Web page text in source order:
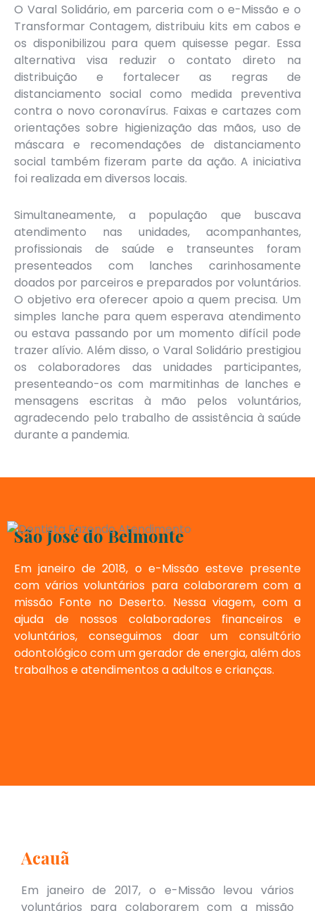
O Varal Solidário, em parceria com o e-Missão e o
Transformar Contagem, distribuiu kits em cabos e
os disponibilizou para quem quisesse pegar. Essa
alternativa visa reduzir o contato direto na
distribuição e fortalecer as regras de
distanciamento social como medida preventiva
contra o novo coronavírus. Faixas e cartazes com
orientações sobre higienização das mãos, uso de
máscara e recomendações de distanciamento
social também fizeram parte da ação. A iniciativa
foi realizada em diversos locais.
Simultaneamente, a população que buscava
atendimento nas unidades, acompanhantes,
profissionais de saúde e transeuntes foram
presenteados com lanches carinhosamente
doados por parceiros e preparados por voluntários.
O objetivo era oferecer apoio a quem precisa. Um
simples lanche para quem esperava atendimento
ou estava passando por um momento difícil pode
trazer alívio. Além disso, o Varal Solidário prestigiou
os colaboradores das unidades participantes,
presenteando-os com marmitinhas de lanches e
mensagens escritas à mão pelos voluntários,
agradecendo pelo trabalho de assistência à saúde
durante a pandemia.
São José do Belmonte
Em janeiro de 2018, o e-Missão esteve presente
com vários voluntários para colaborarem com a
missão Fonte no Deserto. Nessa viagem, com a
ajuda de nossos colaboradores financeiros e
voluntários, conseguimos doar um consultório
odontológico com um gerador de energia, além dos
trabalhos e atendimentos a adultos e crianças.
Acauã
Em janeiro de 2017, o e-Missão levou vários
voluntários para colaborarem com a missão